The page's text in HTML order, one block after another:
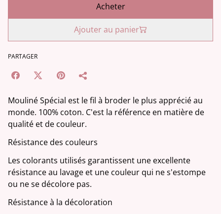
Acheter
Ajouter au panier
PARTAGER
Mouliné Spécial est le fil à broder le plus apprécié au
monde. 100% coton. C'est la référence en matière de
qualité et de couleur.
Résistance des couleurs
Les colorants utilisés garantissent une excellente
résistance au lavage et une couleur qui ne s'estompe
ou ne se décolore pas.
Résistance à la décoloration